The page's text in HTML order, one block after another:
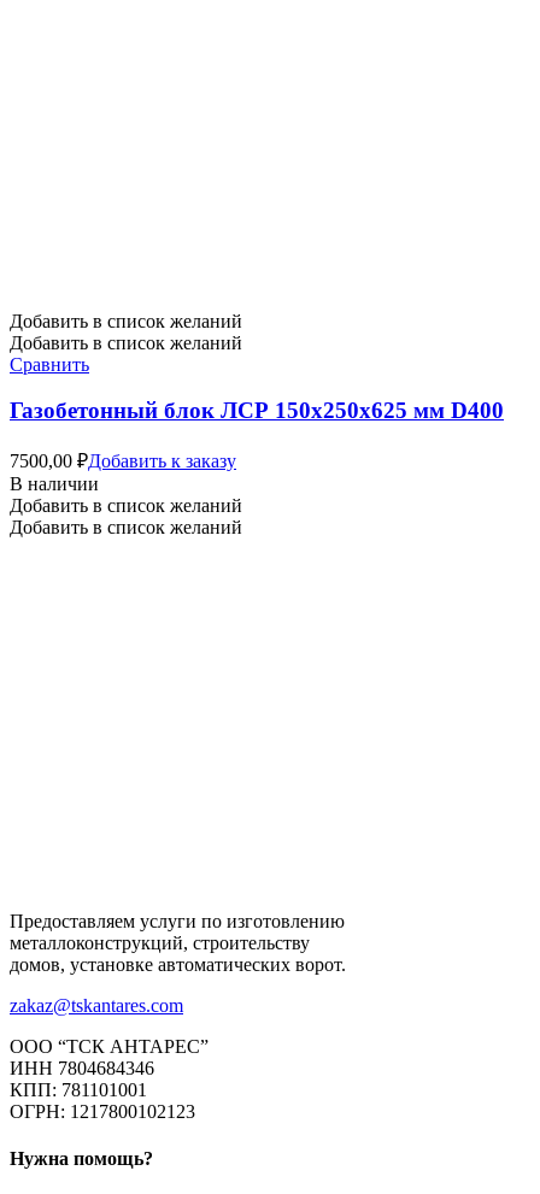
Добавить в список желаний
Добавить в список желаний
Сравнить
Газобетонный блок ЛСР 150х250х625 мм D400
7500,00 ₽Добавить к заказу
В наличии
Добавить в список желаний
Добавить в список желаний
Предоставляем услуги по изготовлению
металлоконструкций, строительству
домов, установке автоматических ворот.
zakaz@tskantares.com
ООО “ТСК АНТАРЕС”
ИНН 7804684346
КПП: 781101001
ОГРН: 1217800102123
Нужна помощь?